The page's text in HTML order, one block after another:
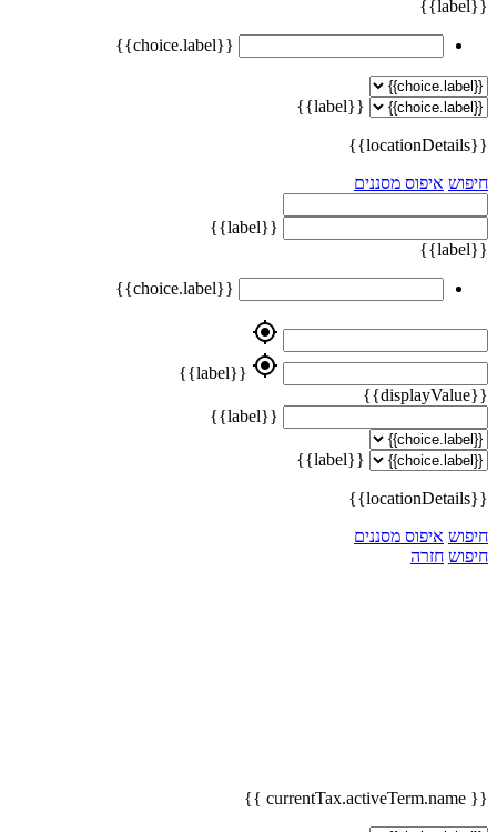
{{label}}
{{choice.label}}
{{label}}
{{locationDetails}}
חיפוש איפוס מסננים
{{label}}
{{label}}
{{choice.label}}
my_location
my_location
{{label}}
{{displayValue}}
{{label}}
{{label}}
{{locationDetails}}
חיפוש איפוס מסננים
חיפוש חזרה
{{ currentTax.activeTerm.name }}